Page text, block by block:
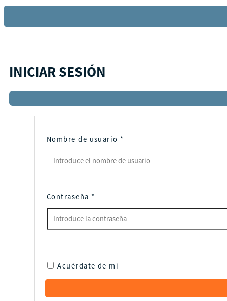
INICIAR SESIÓN
Nombre de usuario *
Contraseña *
Acuérdate de mí